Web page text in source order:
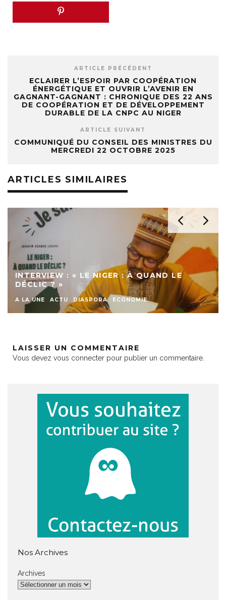
ARTICLE PRÉCÉDENT
ECLAIRER L’ESPOIR PAR COOPÉRATION
ÉNERGÉTIQUE ET OUVRIR L’AVENIR EN
GAGNANT-GAGNANT : CHRONIQUE DES 22 ANS
DE COOPÉRATION ET DE DÉVELOPPEMENT
DURABLE DE LA CNPC AU NIGER
ARTICLE SUIVANT
COMMUNIQUÉ DU CONSEIL DES MINISTRES DU
MERCREDI 22 OCTOBRE 2025
ARTICLES SIMILAIRES
INTERVIEW : « LE NIGER : À QUAND LE
DÉCLIC ? »
A LA UNE ACTU DIASPORA ECONOMIE
LAISSER UN COMMENTAIRE
Vous devez vous connecter pour publier un commentaire.
Nos Archives
Archives